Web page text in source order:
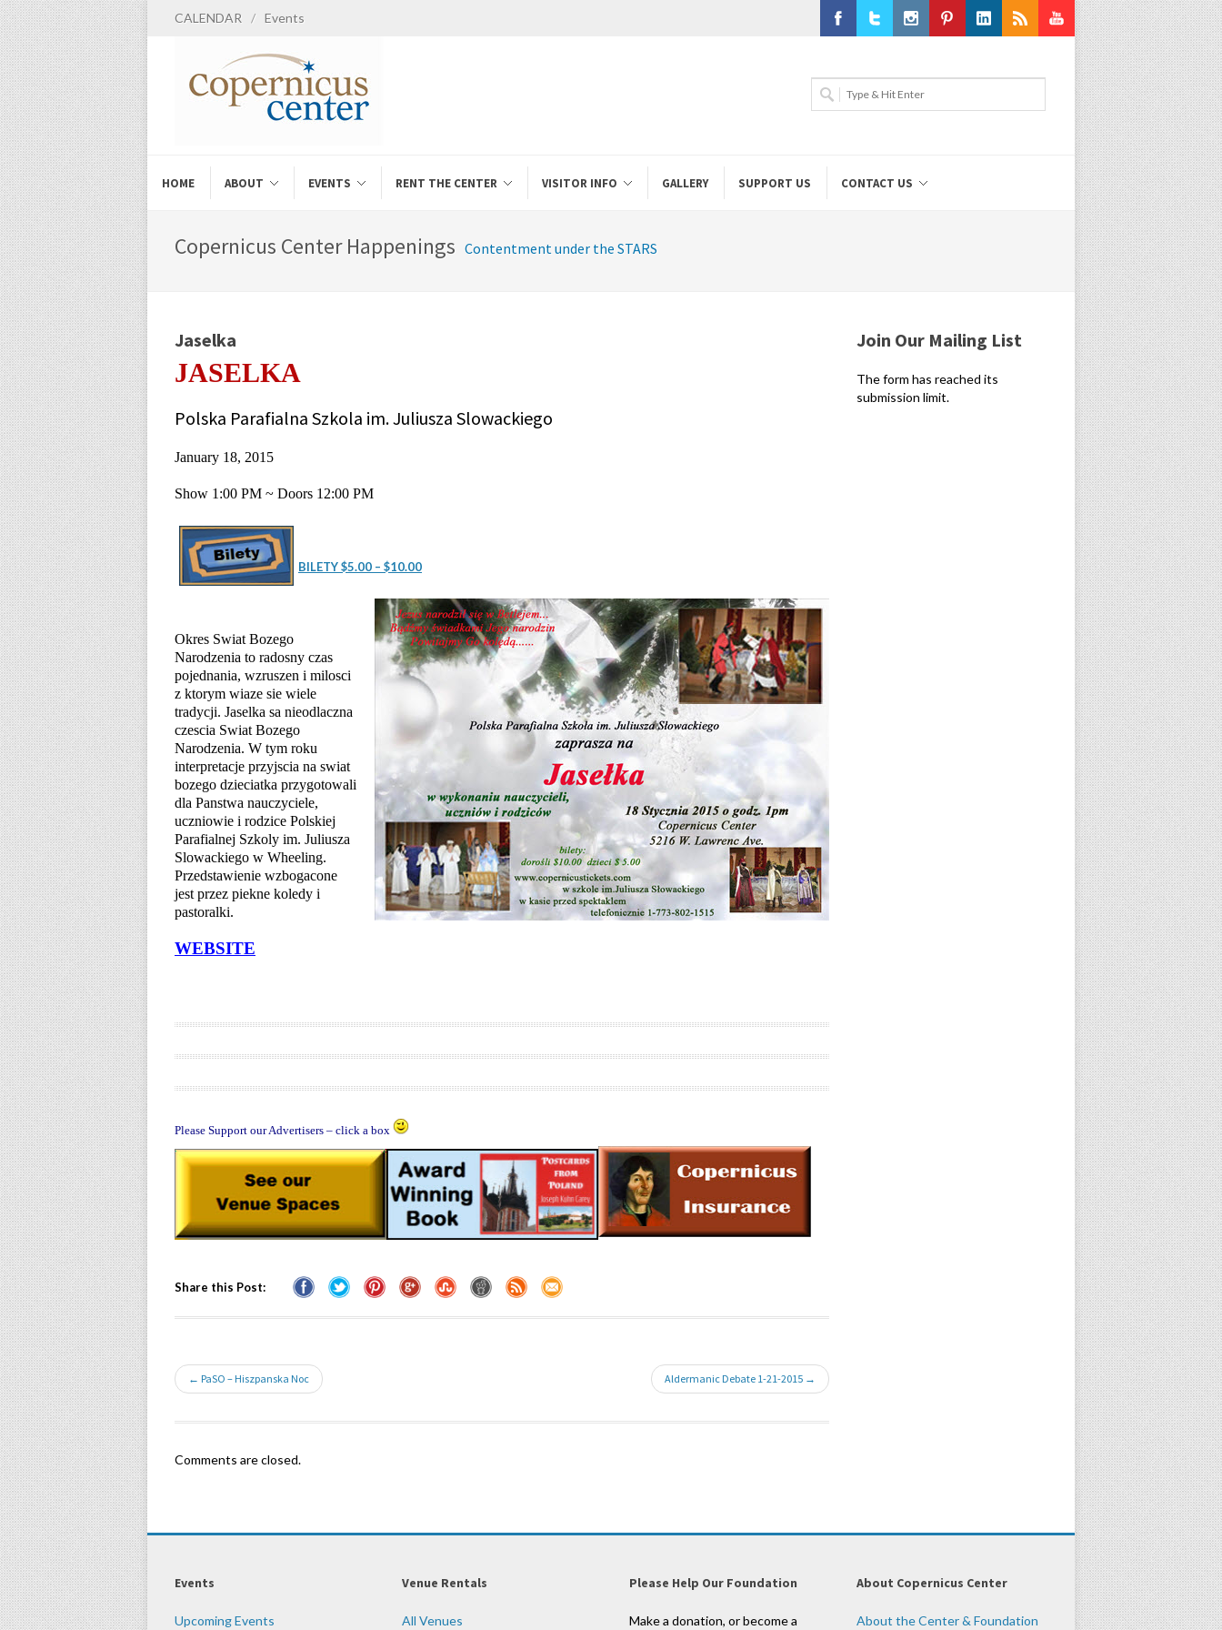
CALENDAR / Events
Youtube
HOME ABOUT EVENTS RENT THE CENTER VISITOR INFO GALLERY SUPPORT US CONTACT US
Copernicus Center Happenings Contentment under the STARS
Jaselka
JASELKA
Polska Parafialna Szkola im. Juliusza Slowackiego
January 18, 2015
Show 1:00 PM ~ Doors 12:00 PM
BILETY $5.00 – $10.00
Okres Swiat Bozego
Narodzenia to radosny czas
pojednania, wzruszen i milosci
z ktorym wiaze sie wiele
tradycji. Jaselka sa nieodlaczna
czescia Swiat Bozego
Narodzenia. W tym roku
interpretacje przyjscia na swiat
bozego dzieciatka przygotowali
dla Panstwa nauczyciele,
uczniowie i rodzice Polskiej
Parafialnej Szkoly im. Juliusza
Slowackiego w Wheeling.
Przedstawienie wzbogacone
jest przez piekne koledy i
pastoralki.
WEBSITE
Please Support our Advertisers – click a box
Share this Post:
← PaSO – Hiszpanska Noc Aldermanic Debate 1-21-2015 →
Comments are closed.
Join Our Mailing List
The form has reached its
submission limit.
Events
Upcoming Events
Venue Rentals
All Venues
Please Help Our Foundation
Make a donation, or become a
About Copernicus Center
About the Center & Foundation